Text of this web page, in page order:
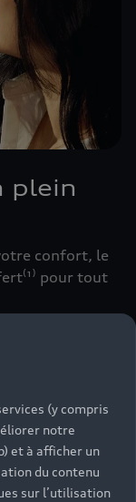
plein
confort, le
pour tout
(y compris
notre
et à afficher un
du contenu
sur l’utilisation